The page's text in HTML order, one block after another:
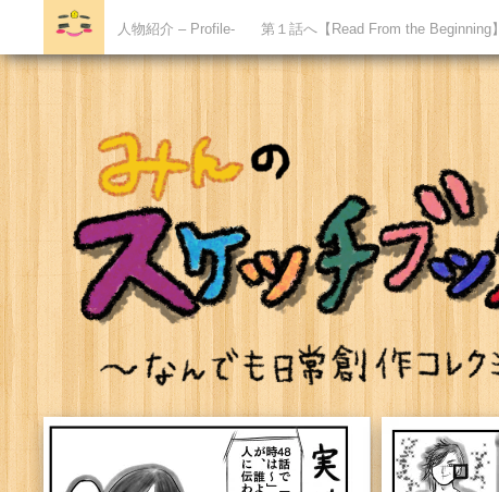
人物紹介 – Profile- 第１話へ【Read From the Beginning】